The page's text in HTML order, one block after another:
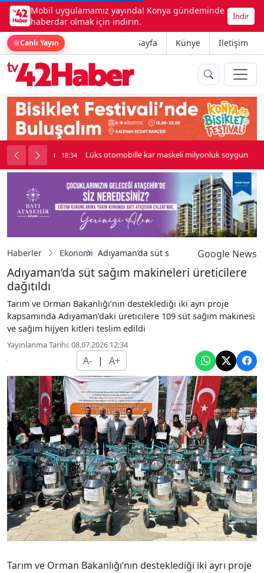
Mobil uygulamamız yayında! Konya gündeminde
haberdar olmak için indirin.
İndir
Canlı Yayın Ana Sayfa Künye İletişim
kavga çıktı 18:34 Lüks otomobille kar maskeli milyonluk soygun
Haberler Ekonomi Adıyaman’da süt sağım makineleri
Google News
Adıyaman’da süt sağım makineleri üreticilere
dağıtıldı
Tarım ve Orman Bakanlığı’nın desteklediği iki ayrı proje
kapsamında Adıyaman’daki üreticilere 109 süt sağım makinesi
ve sağım hijyen kitleri teslim edildi
Yayınlanma Tarihi: 08.07.2026 12:34
A- | A+
Tarım ve Orman Bakanlığı’nın desteklediği iki ayrı proje